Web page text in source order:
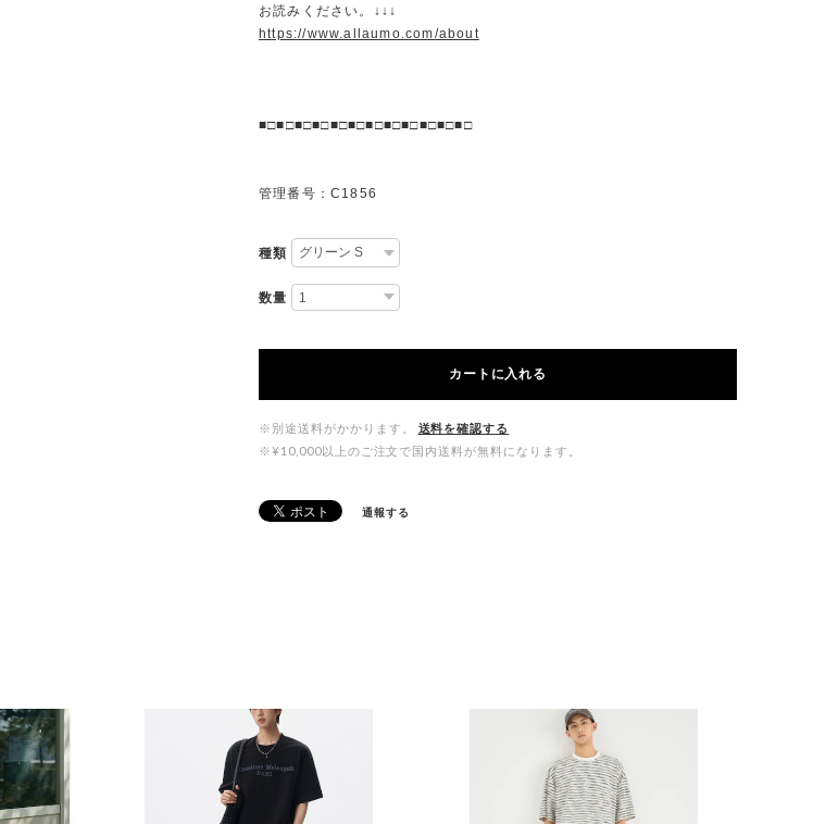
お読みください。↓↓↓
https://www.allaumo.com/about
■□■□■□■□■□■□■□■□■□■□■□■□
管理番号：C1856
種類
数量
カートに入れる
※別途送料がかかります。
送料を確認する
※¥10,000以上のご注文で国内送料が無料になります。
通報する